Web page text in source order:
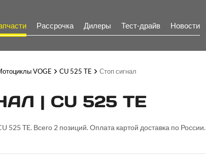
Рассрочка Дилеры Тест-драйв Новости
VOGE CU 525 TE Стоп сигнал
| CU 525 TE
525 TE. Всего 2 позиций. Оплата картой доставка по России.